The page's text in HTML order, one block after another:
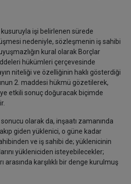
işi belirlenen sürede
nedeniyle, sözleşmenin iş sahibi
kural olarak Borçlar
hükümleri çerçevesinde
niteliği ve özelliğinin haklı gösterdiği
2. maddesi hükmü gözetilerek,
etkili sonuç doğuracak biçimde
olarak da, inşaatı zamanında
giden yüklenici, o güne kadar
ve iş sahibi de; yüklenicinin
yükleniciden isteyebilecekler;
arasında karşılıklı bir denge kurulmuş